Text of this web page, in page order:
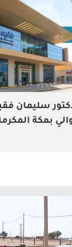
سليمان
بمكة